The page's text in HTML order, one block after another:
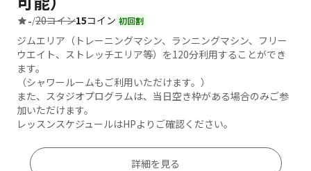
三井ショッピングパークららテラス HARUMI FLAG 3階
にあるフィットネスジムです。
フィットネスマシンとリアル＆VRシステムを完備し、
スタジオレッスンやパーソナル指導を実施。
広々とした施設でトレーニング未経験の方も安心です。
-/20コイン15コイン 初回割
ジムエリア（トレーニングマシン、ランニングマシン、フリー
ウエイト、ストレッチエリア等）を120分利用することができ
ます。
（シャワールームもご利用いただけます。）
また、スタジオプログラムは、当日空き枠がある場合のみご参
加いただけます。
レッスンスケジュールはHPよりご確認ください。
詳細を見る